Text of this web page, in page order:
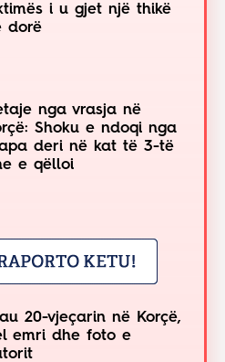
i u gjet një thikë
dorë
nga vrasja në
Shoku e ndoqi nga
deri në kat të 3-të
e qëlloi
20-vjeçarin në Korçë,
emri dhe foto e